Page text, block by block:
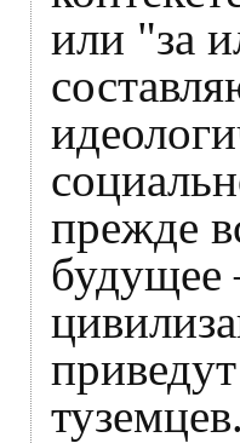
или "за
прежде
будущее
туземцев.